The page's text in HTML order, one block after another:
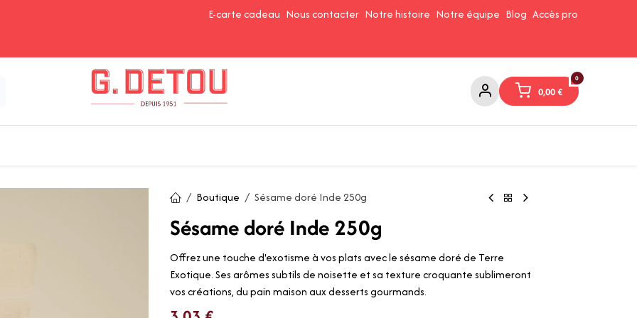
E-carte cadeau Nous contacter Notre histoire Notre équipe Blog Accès pro
0
0,00€
Boutique Sésame doré Inde 250g
Sésame doré Inde 250g
Offrez une touche d'exotisme à vos plats avec le sésame doré de Terre
Exotique. Ses arômes subtils de noisette et sa texture croquante sublimeront
vos créations, du pain maison aux desserts gourmands.